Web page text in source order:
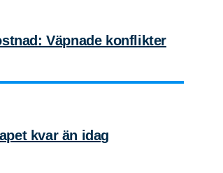
Väpnade konflikter
kvar än idag